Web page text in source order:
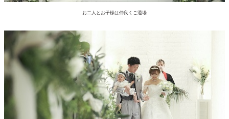
お二人とお子様は仲良くご退場